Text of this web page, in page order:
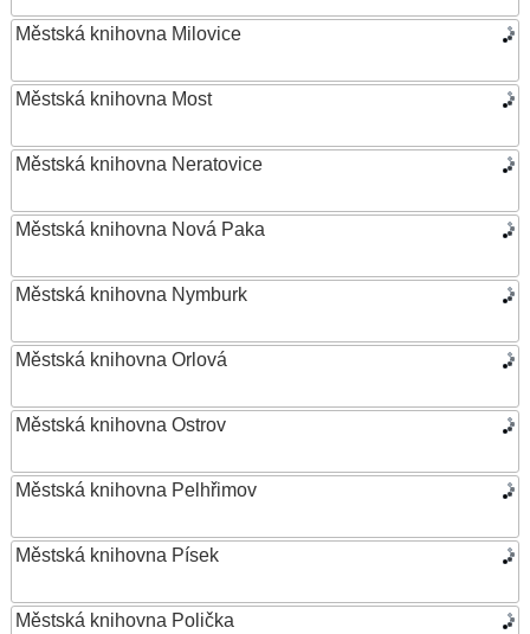
Městská knihovna Milovice
Městská knihovna Most
Městská knihovna Neratovice
Městská knihovna Nová Paka
Městská knihovna Nymburk
Městská knihovna Orlová
Městská knihovna Ostrov
Městská knihovna Pelhřimov
Městská knihovna Písek
Městská knihovna Polička